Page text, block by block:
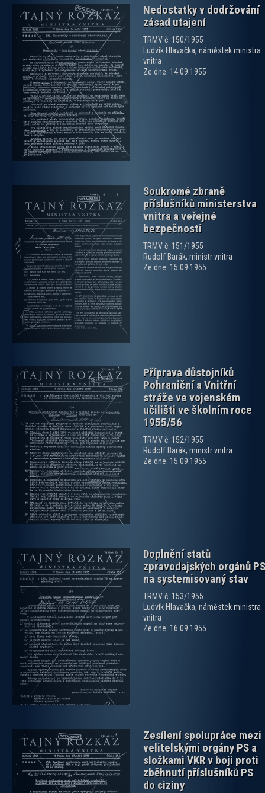
Nedostatky v dodržování
zásad utajení
TRMV č. 150/1955
Ludvík Hlavačka, náměstek ministra
vnitra
Ze dne: 14.09.1955
Soukromé zbraně
příslušníků ministerstva
vnitra a veřejné
bezpečnosti
TRMV č. 151/1955
Rudolf Barák, ministr vnitra
Ze dne: 15.09.1955
zobrazit PDF dokument
Příprava důstojníků
Pohraniční a Vnitřní
stráže ve vojenském
učilišti ve školním roce
1955/56
TRMV č. 152/1955
Rudolf Barák, ministr vnitra
Ze dne: 15.09.1955
zobrazit PDF dokument
Doplnění statů
zpravodajských orgánů PS
na systemisovaný stav
TRMV č. 153/1955
Ludvík Hlavačka, náměstek ministra
vnitra
Ze dne: 16.09.1955
zobrazit PDF dokument
Zesílení spolupráce mezi
velitelskými orgány PS a
složkami VKR v boji proti
zběhnutí příslušníků PS
do ciziny
zobrazit PDF dokument